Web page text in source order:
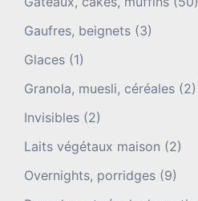
Gaufres, beignets (3)
Glaces (1)
Granola, muesli, céréales (2)
Invisibles (2)
Laits végétaux maison (2)
Overnights, porridges (9)